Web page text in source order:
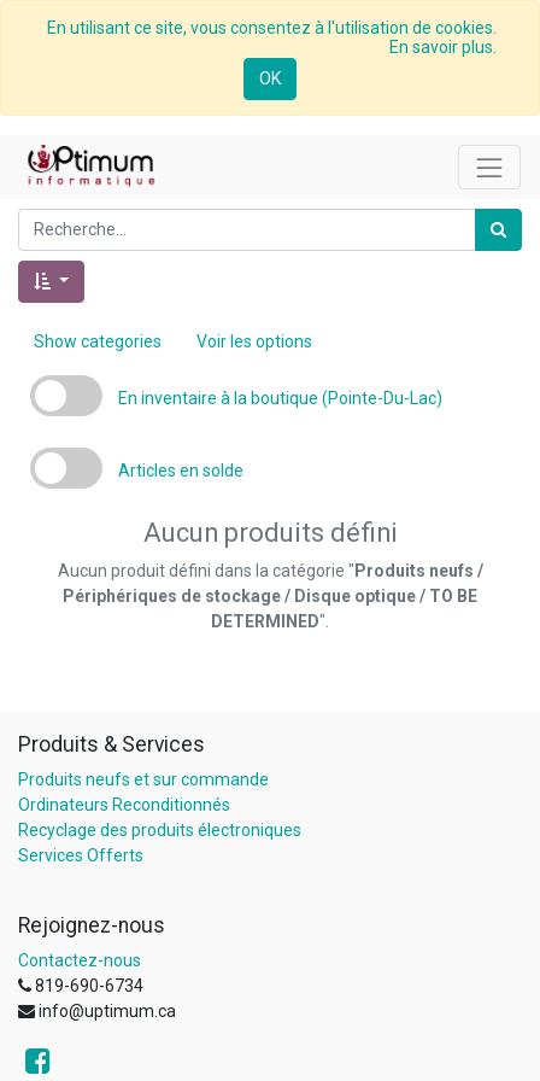
En utilisant ce site, vous consentez à l'utilisation de cookies.
En savoir plus.
OK
Show categories Voir les options
En inventaire à la boutique (Pointe-Du-Lac)
Articles en solde
Aucun produits défini
Aucun produit défini dans la catégorie " Produits neufs /
Périphériques de stockage / Disque optique / TO BE
DETERMINED".
Produits & Services
Produits neufs et sur commande
Ordinateurs Reconditionnés
Recyclage des produits électroniques
Services Offerts
Rejoignez-nous
Contactez-nous
819-690-6734
info@uptimum.ca